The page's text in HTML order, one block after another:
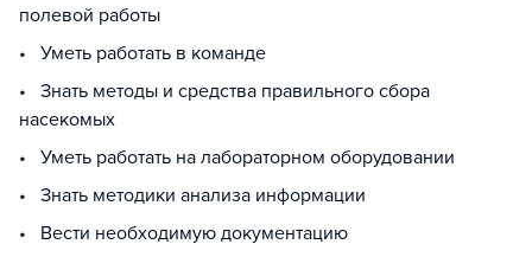
полевой работы
• Уметь работать в команде
• Знать методы и средства правильного сбора
насекомых
• Уметь работать на лабораторном оборудовании
• Знать методики анализа информации
• Вести необходимую документацию